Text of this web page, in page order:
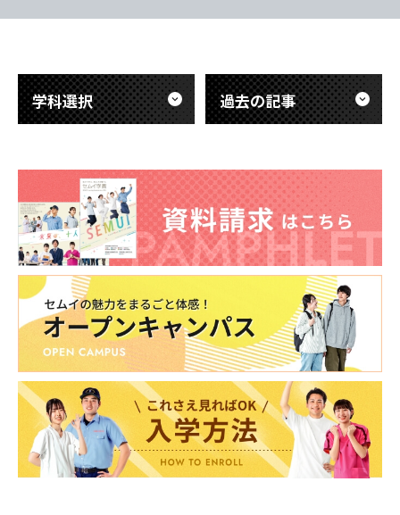
けている患者さんは、塩分やカリウム、
の生活を深く理解するために、プロの管
や注射、作
ました。
学科選択 過去の記事